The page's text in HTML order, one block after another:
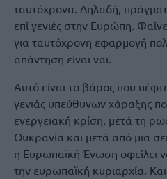
ταυτόχρονα. Δηλαδή,
επί γενιές στην Ευρώπη.
για ταυτόχρονη εφαρμογή
απάντηση είναι ναι.
Αυτό είναι το βάρος που
γενιάς υπεύθυνων χάραξης
ενεργειακή κρίση, μετά τη
Ουκρανία και μετά από μια
η Ευρωπαϊκή Ένωση οφείλει
την ευρωπαϊκή κυριαρχία.